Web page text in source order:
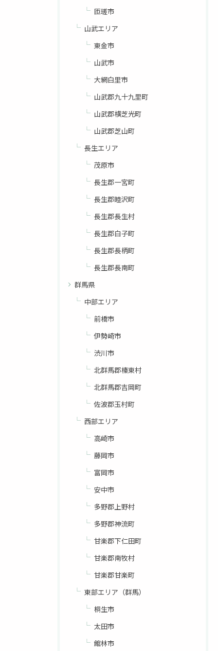
匝瑳市
山武エリア
東金市
山武市
大網白里市
山武郡九十九里町
山武郡横芝光町
山武郡芝山町
長生エリア
茂原市
長生郡一宮町
長生郡睦沢町
長生郡長生村
長生郡白子町
長生郡長柄町
長生郡長南町
群馬県
中部エリア
前橋市
伊勢崎市
渋川市
北群馬郡榛東村
北群馬郡吉岡町
佐波郡玉村町
西部エリア
高崎市
藤岡市
富岡市
安中市
多野郡上野村
多野郡神流町
甘楽郡下仁田町
甘楽郡南牧村
甘楽郡甘楽町
東部エリア（群馬）
桐生市
太田市
館林市